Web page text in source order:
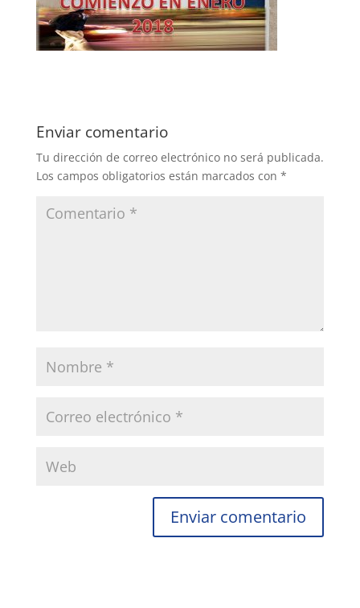
Enviar comentario
Tu dirección de correo electrónico no será publicada.
Los campos obligatorios están marcados con *